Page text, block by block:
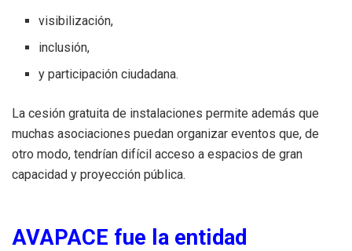
visibilización,
inclusión,
y participación ciudadana.
La cesión gratuita de instalaciones permite además que
muchas asociaciones puedan organizar eventos que, de
otro modo, tendrían difícil acceso a espacios de gran
capacidad y proyección pública.
AVAPACE fue la entidad